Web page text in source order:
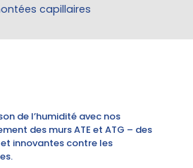
capillaires
de l’humidité avec nos
des murs ATE et ATG – des
innovantes contre les